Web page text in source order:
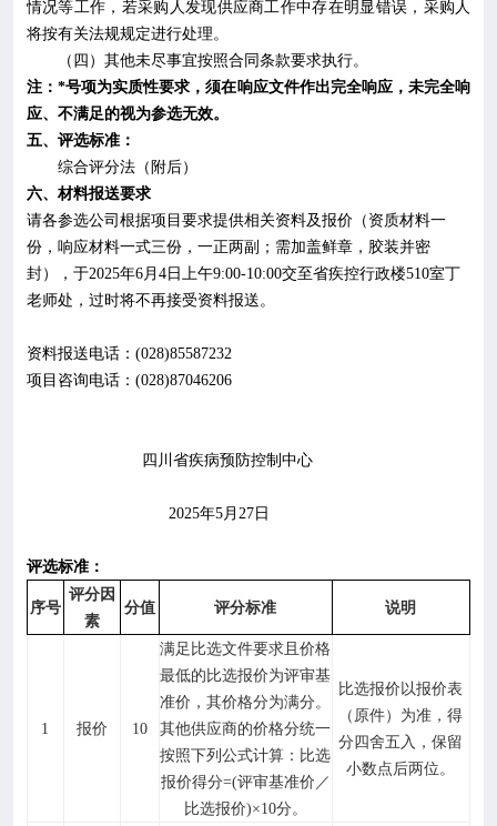
情况等工作，若采购人发现供应商工作中存在明显错误，采购人
将按有关法规规定进行处理。
（ 四 ） 其他未尽事宜按照合同条款要求执行。
注： *号项为实质性要求，须在响应文件作出完全响应，未完全响
应、不满足的视为参选无效。
五、评选标准：
综合评分法（附后）
六、材料报送要求
请各参选公司根据项目要求提供相关资料及报价（资质材料一
份，响应材料一式三份，一正两副；需加盖鲜章，胶装并密
封），于2025年6月 4日上午9:00-10:00交至省疾控行政楼510室丁
老师处，过时将不再接受资料报送。
资料报送电话： (028)85587232
项目咨询电话： (028)87046206
四川省疾病预防控制中心
2025年5月 27日
评选标准：
序号
评分因
素
分值 评分标准 说明
1 报价 10
满足比选文件要求且价格
最低的比选报价为评审基
准价，其价格分为满分。
其他供应商的价格分统一
按照下列公式计算：比选
报价得分=(评审基准价／
比选报价)×10分。
比选报价以报价表
（原件）为准，得
分四舍五入，保留
小数点后两位。